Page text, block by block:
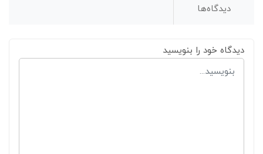
دیدگاه‌ها
دیدگاه خود را بنویسید